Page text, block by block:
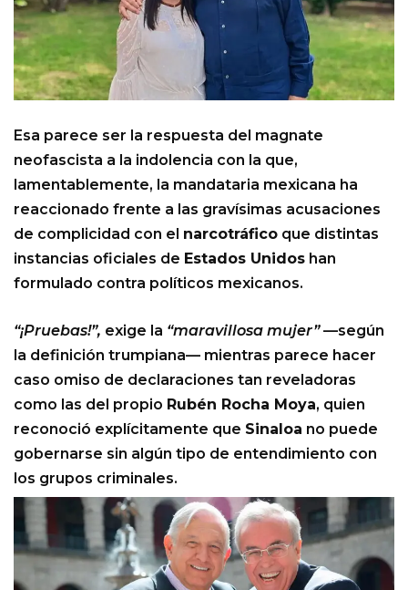
Esa parece ser la respuesta del magnate
neofascista a la indolencia con la que,
lamentablemente, la mandataria mexicana ha
reaccionado frente a las gravísimas acusaciones
de complicidad con el narcotráfico que distintas
instancias oficiales de Estados Unidos han
formulado contra políticos mexicanos.
“¡Pruebas!”, exige la “maravillosa mujer”—según
la definición trumpiana— mientras parece hacer
caso omiso de declaraciones tan reveladoras
como las del propio Rubén Rocha Moya, quien
reconoció explícitamente que Sinaloa no puede
gobernarse sin algún tipo de entendimiento con
los grupos criminales.